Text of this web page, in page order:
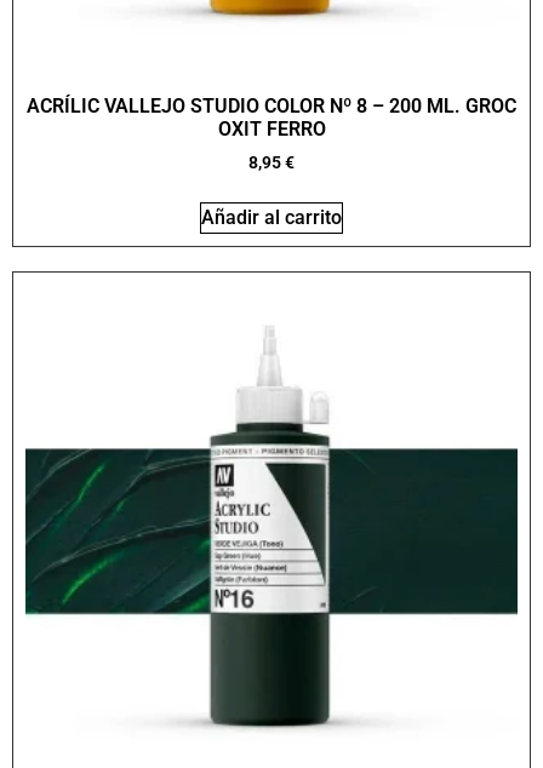
ACRÍLIC VALLEJO STUDIO COLOR Nº 8 – 200 ML. GROC
OXIT FERRO
8,95€
Añadir al carrito